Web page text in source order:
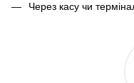
Через касу чи